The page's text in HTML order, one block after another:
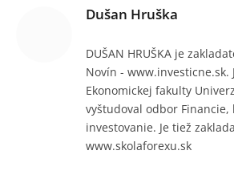
Dušan Hruška
DUŠAN HRUŠKA je
Novín - www.investicne.sk.
Ekonomickej fakulty
vyštudoval odbor Financie,
investovanie. Je tiež
www.skolaforexu.sk